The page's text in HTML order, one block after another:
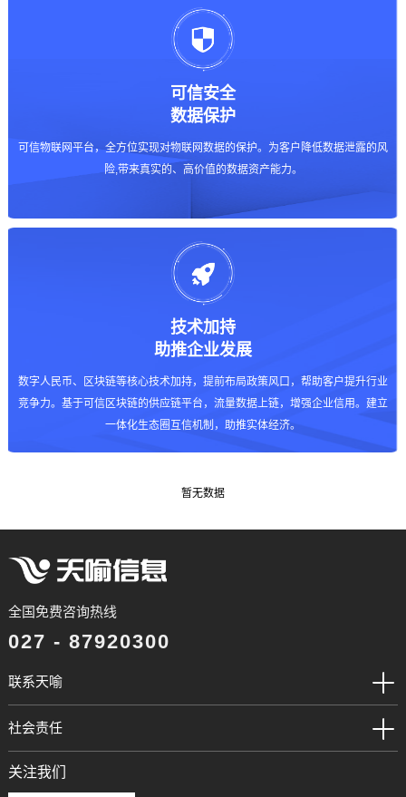
可信安全
数据保护
可信物联网平台，全方位实现对物联网数据的保护。为客户降低数据泄露的风
险,带来真实的、高价值的数据资产能力。
技术加持
助推企业发展
数字人民币、区块链等核心技术加持，提前布局政策风口，帮助客户提升行业
竞争力。基于可信区块链的供应链平台，流量数据上链，增强企业信用。建立
一体化生态圈互信机制，助推实体经济。
暂无数据
全国免费咨询热线
027 - 87920300
联系天喻
社会责任
关注我们